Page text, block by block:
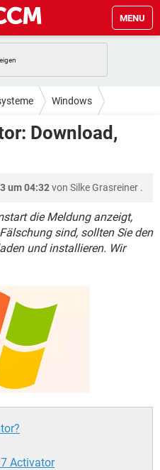
MENU
IOS
INSTAGRAM
STREAMING
IOS
TIKTOK
HARDWARE
TIKTOK
HARDWARE
STREAMING
IOS
INSTAGRAM
STREAMING
IOS
HARDWARE
Windows
Download,
um 04:32von Silke Grasreiner .
die Meldung anzeigt,
sind, sollten Sie den
und installieren. Wir
Activator